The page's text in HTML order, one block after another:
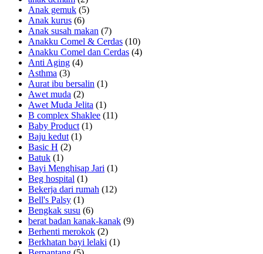
Anak gemuk (5)
Anak kurus (6)
Anak susah makan (7)
Anakku Comel & Cerdas (10)
Anakku Comel dan Cerdas (4)
Anti Aging (4)
Asthma (3)
Aurat ibu bersalin (1)
Awet muda (2)
Awet Muda Jelita (1)
B complex Shaklee (11)
Baby Product (1)
Baju kedut (1)
Basic H (2)
Batuk (1)
Bayi Menghisap Jari (1)
Beg hospital (1)
Bekerja dari rumah (12)
Bell's Palsy (1)
Bengkak susu (6)
berat badan kanak-kanak (9)
Berhenti merokok (2)
Berkhatan bayi lelaki (1)